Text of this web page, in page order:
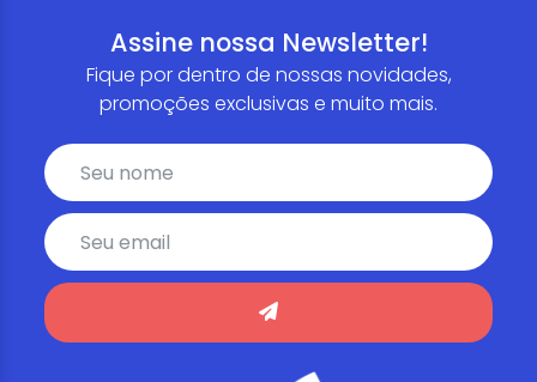
Assine nossa Newsletter!
Fique por dentro de nossas novidades,
promoções exclusivas e muito mais.